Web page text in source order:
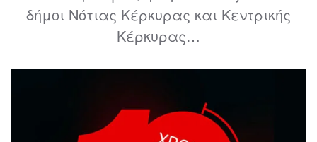
δήμοι Νότιας Κέρκυρας και Κεντρικής
Κέρκυρας…